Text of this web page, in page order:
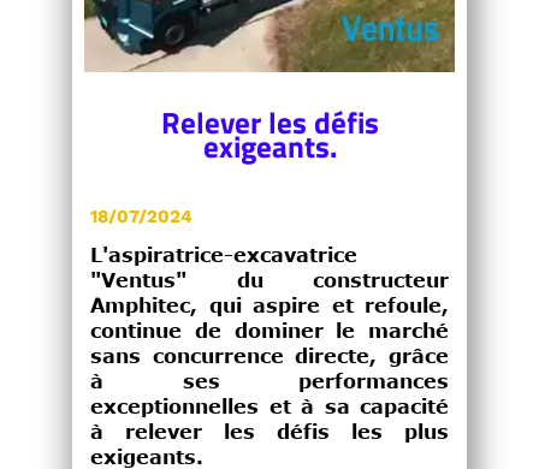
Relever les défis
exigeants.
18/07/2024
L'aspiratrice-excavatrice
"Ventus" du constructeur
Amphitec, qui aspire et refoule,
continue de dominer le marché
sans concurrence directe, grâce
à ses performances
exceptionnelles et à sa capacité
à relever les défis les plus
exigeants.